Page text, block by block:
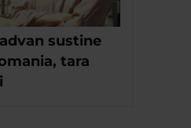
sustine
tara